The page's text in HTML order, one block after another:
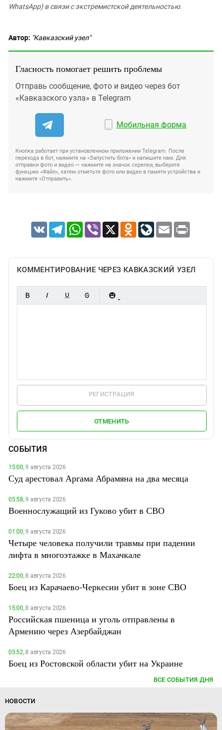
WhatsApp) в связи с экстремистской деятельностью.
Автор: "Кавказский узел"
Гласность помогает решить проблемы
Отправь сообщение, фото и видео через бот
«Кавказского узла» в Telegram
Мобильная форма
Кнопка работает при установленном приложении Telegram. После
перехода в бот, нажмите на «Запустить бота» и напишите нам. Для
отправки фото и видео — нажмите на значок скрепки, выберите
функцию «Файл», затем отметьте фото или видео в памяти устройства и
нажмите «Отправить».
VK TelegramWhatsApp
Viber X Odnoklassniki
LiveJournal
Email Print
КОММЕНТИРОВАНИЕ ЧЕРЕЗ КАВКАЗСКИЙ УЗЕЛ
РЕГИСТРАЦИЯ
ОТМЕНИТЬ
СОБЫТИЯ
15:00,9 августа 2026
Суд арестовал Аргама Абрамяна на два месяца
05:58,9 августа 2026
Военнослужащий из Гуково убит в СВО
01:00,9 августа 2026
Четыре человека получили травмы при падении
лифта в многоэтажке в Махачкале
22:00,8 августа 2026
Боец из Карачаево-Черкесии убит в зоне СВО
15:00,8 августа 2026
Российская пшеница и уголь отправлены в
Армению через Азербайджан
05:52,8 августа 2026
Боец из Ростовской области убит на Украине
ВСЕ СОБЫТИЯ ДНЯ
НОВОСТИ